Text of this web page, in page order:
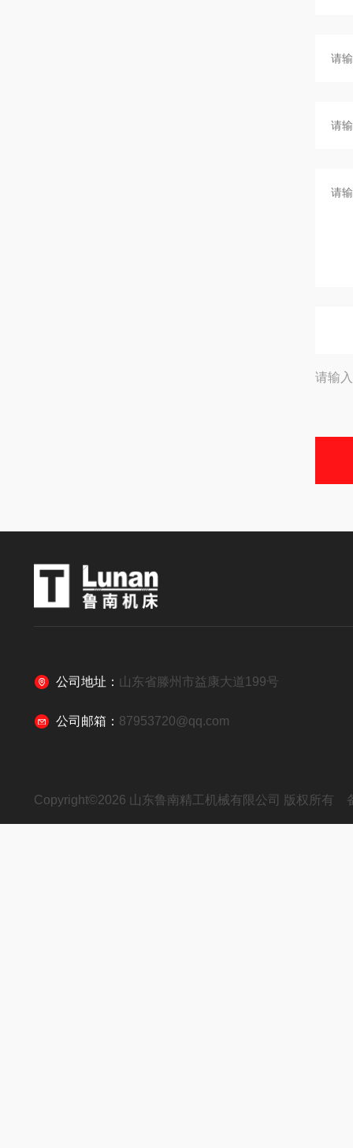
请输
公司地址： 山东省滕州市益康大道199号
公司邮箱： 87953720@qq.com
Copyright©2026 山东鲁南精工机械有限公司 版权所有